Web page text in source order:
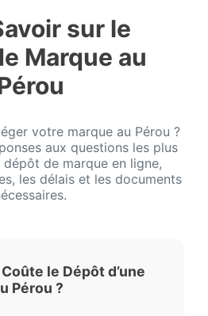
sur le
Marque au
votre marque au Pérou ?
aux questions les plus
de marque en ligne,
les délais et les documents
le Dépôt d’une
Pérou ?